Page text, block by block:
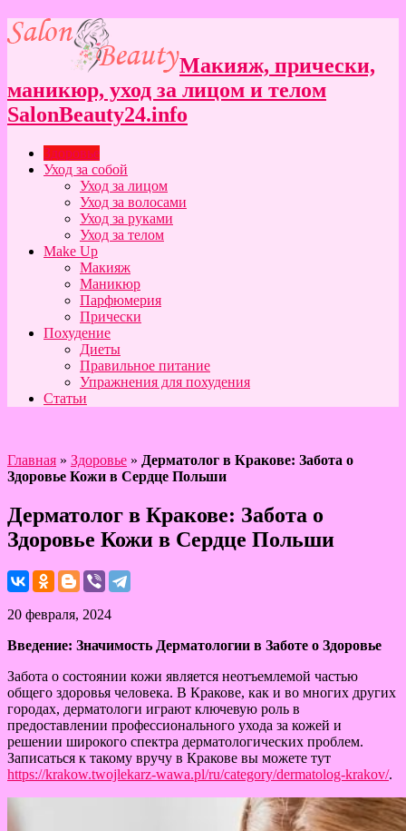
Макияж, прически,
маникюр, уход за лицом и телом
SalonBeauty24.info
Здоровье
Уход за собой
Уход за лицом
Уход за волосами
Уход за руками
Уход за телом
Make Up
Макияж
Маникюр
Парфюмерия
Прически
Похудение
Диеты
Правильное питание
Упражнения для похудения
Статьи
Главная » Здоровье » Дерматолог в Кракове: Забота о
Здоровье Кожи в Сердце Польши
Дерматолог в Кракове: Забота о
Здоровье Кожи в Сердце Польши
20 февраля, 2024
Введение: Значимость Дерматологии в Заботе о Здоровье
Забота о состоянии кожи является неотъемлемой частью
общего здоровья человека. В Кракове, как и во многих других
городах, дерматологи играют ключевую роль в
предоставлении профессионального ухода за кожей и
решении широкого спектра дерматологических проблем.
Записаться к такому вручу в Кракове вы можете тут
https://krakow.twojlekarz-wawa.pl/ru/category/dermatolog-krakov/.